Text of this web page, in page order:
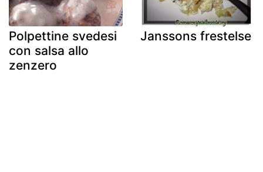
Polpettine svedesi
con salsa allo
zenzero
Janssons frestelse